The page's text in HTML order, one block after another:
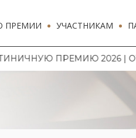
ПРЕМИИ УЧАСТНИКАМ
2026 | ОТКРЫТ